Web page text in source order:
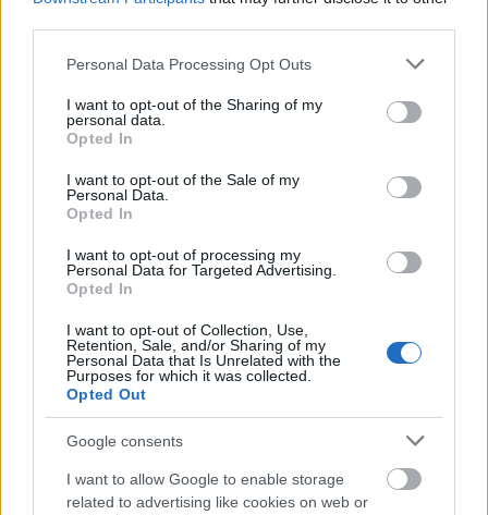
Please note that this website/app uses one or more Google
not limited to your visit or usage behaviour. You may click to
grant or deny consent to Google and its third-party tags to
use your data for below specified purposes in below Google
consent section.
Personal Data Processing Opt Outs
I want to opt-out of the Sharing of my
personal data.
Opted In
I want to opt-out of the Sale of my
Personal Data.
Opted In
I want to opt-out of processing my
Personal Data for Targeted Advertising.
Opted In
I want to opt-out of Collection, Use,
Retention, Sale, and/or Sharing of my
Personal Data that Is Unrelated with the
Purposes for which it was collected.
Opted Out
Google consents
I want to allow Google to enable storage
related to advertising like cookies on web or
Terítéken a Világegyetem!
Világegyetem
Arthur Arthurus •2018. december 13.
A világ kedvenc asztrofizikusa ezúttal érthető és
tömör bevezetést kínál az asztrofizika rejtelmeibe
azoknak, akik túlságosan elfoglaltak, hogy
előadásokon, tankönyvekből vagy sokszor unalmas
dokumentumfilmekből tájékozódjanak.